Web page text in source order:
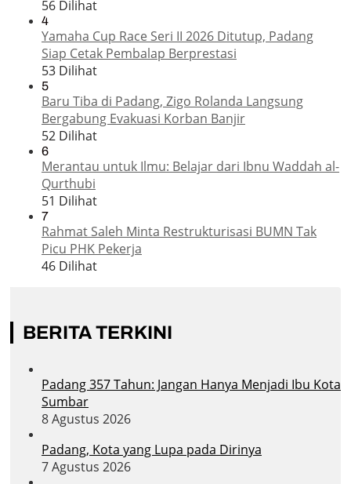
56 Dilihat
4
Yamaha Cup Race Seri II 2026 Ditutup, Padang
Siap Cetak Pembalap Berprestasi
53 Dilihat
5
Baru Tiba di Padang, Zigo Rolanda Langsung
Bergabung Evakuasi Korban Banjir
52 Dilihat
6
Merantau untuk Ilmu: Belajar dari Ibnu Waddah al-
Qurthubi
51 Dilihat
7
Rahmat Saleh Minta Restrukturisasi BUMN Tak
Picu PHK Pekerja
46 Dilihat
BERITA TERKINI
Padang 357 Tahun: Jangan Hanya Menjadi Ibu Kota
Sumbar
8 Agustus 2026
Padang, Kota yang Lupa pada Dirinya
7 Agustus 2026